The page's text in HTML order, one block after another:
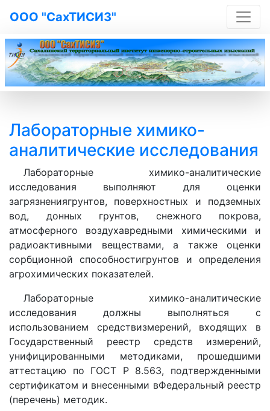
ООО "СахТИСИЗ"
Previous Next
Лабораторные химико-
аналитические исследования
Лабораторные химико-аналитические
исследования выполняют для оценки
загрязнениягрунтов, поверхностных и подземных
вод, донных грунтов, снежного покрова,
атмосферного воздухавредными химическими и
радиоактивными веществами, а также оценки
сорбционной способностигрунтов и определения
агрохимических показателей.
Лабораторные химико-аналитические
исследования должны выполняться с
использованием средствизмерений, входящих в
Государственный реестр средств измерений,
унифицированными методиками, прошедшими
аттестацию по ГОСТ Р 8.563, подтвержденными
сертификатом и внесенными вФедеральный реестр
(перечень) методик.